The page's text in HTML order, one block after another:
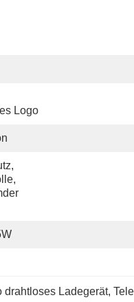
Logo
drahtloses Ladegerät,